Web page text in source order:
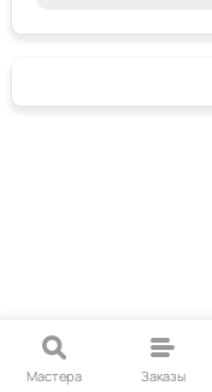
Мастера Заказы